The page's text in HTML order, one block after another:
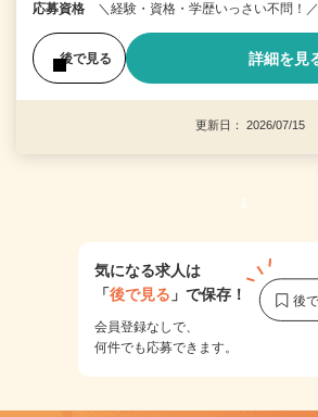
応募資格 ＼経験・資格・学歴いっさい不問！／
後で見る 詳細を見
更新日： 2026/07/15
1
気になる求人は
「後で見る 」で保存！
会員登録なしで、
何件でも応募できます。